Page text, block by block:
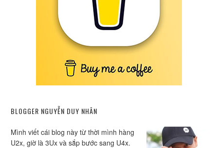
BLOGGER NGUYỄN DUY NHÂN
Mình viết cái blog này từ thời mình hàng
U2x, giờ là 3Ux và sắp bước sang U4x.